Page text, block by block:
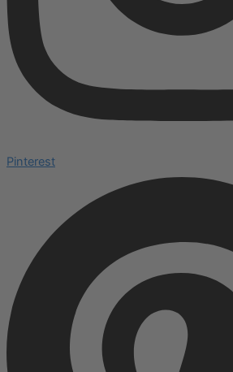
Pinterest